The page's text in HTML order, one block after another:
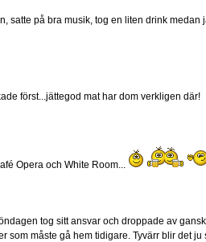
satte på bra musik, tog en liten drink
först...jättegod mat har dom verkligen där!
Opera och White Room...
tog sitt ansvar och droppade av
som måste gå hem tidigare. Tyvärr blir det